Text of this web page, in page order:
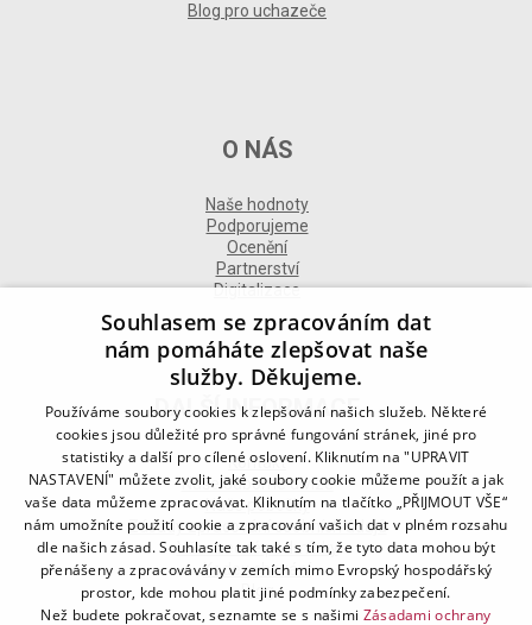
Blog pro uchazeče
O NÁS
Naše hodnoty
Podporujeme
Ocenění
Partnerství
Digitalizace
DALŠÍ INFORMACE
Kontakt
Naše odborné divize
Naše pobočky
Zásady zpracování osobních údajů
Všeobecné podmínky
Kodex chování
Blog
Souhlasem se zpracováním dat
nám pomáháte zlepšovat naše
služby. Děkujeme.
Používáme soubory cookies k zlepšování našich služeb. Některé
cookies jsou důležité pro správné fungování stránek, jiné pro
statistiky a další pro cílené oslovení. Kliknutím na "UPRAVIT
NASTAVENÍ" můžete zvolit, jaké soubory cookie můžeme použít a jak
vaše data můžeme zpracovávat. Kliknutím na tlačítko „PŘIJMOUT VŠE“
nám umožníte použití cookie a zpracování vašich dat v plném rozsahu
dle našich zásad. Souhlasíte tak také s tím, že tyto data mohou být
přenášeny a zpracovávány v zemích mimo Evropský hospodářský
prostor, kde mohou platit jiné podmínky zabezpečení.
Než budete pokračovat, seznamte se s našimi Zásadami ochrany